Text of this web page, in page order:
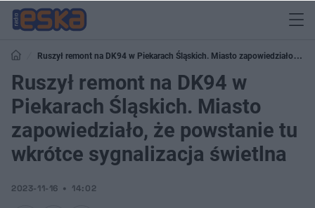
Ruszył remont na DK94 w Piekarach Śląskich. Miasto zapowiedziało, że
powstanie tu wkrótce sygnalizacja świetlna
Ruszył remont na DK94 w
Piekarach Śląskich. Miasto
zapowiedziało, że powstanie tu
wkrótce sygnalizacja świetlna
2023-11-16 14:02